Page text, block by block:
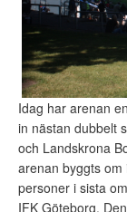
Idag har arenan
in nästan dubbelt
och Landskrona
arenan byggts om
personer i sista
IFK Göteborg.